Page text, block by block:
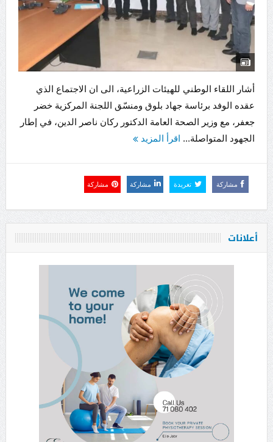
أشار اللقاء الوطني للهيئات الزراعية، الى ان الاجتماع الذي
عقده الوفد برئاسة جهاد بلوق ومنسّق اللجنة المركزية خضر
جعفر، مع وزير الصحة العامة الدكتور ركان ناصر الدين، في إطار
الجهود المتواصلة... اقرأ المزيد
مشاركة تغريدة مشاركة مشاركة
أعلانات